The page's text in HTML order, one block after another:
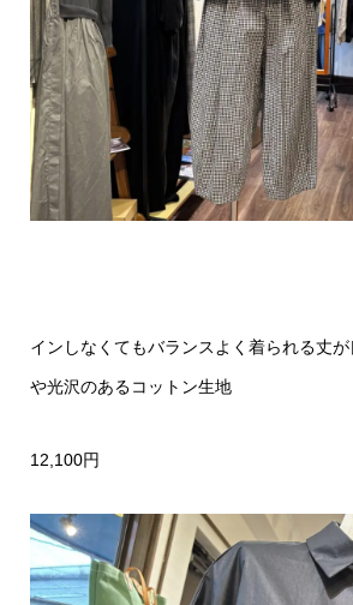
インしなくてもバランスよく着られる丈
や光沢のあるコットン生地
12,100円